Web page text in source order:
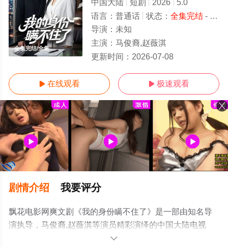
全集完结/全集
中国大陆 短剧 2026
5.0
语言： 普通话 状态： 全集完结- 免费在线观看
导演： 未知
主演： 马俊裔,赵薇淇
更新时间： 2026-07-08
 在线观看  极速观看
剧情介绍 我要评分
飘花电影网爽文剧《我的身份瞒不住了》是一部由知名导
演执导，马俊裔,赵薇淇等演员精彩演绎的中国大陆电视
剧，大结局剧情已揭晓（全集完结），手机免费观看高清
